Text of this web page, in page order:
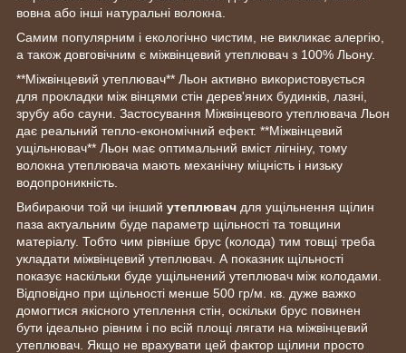
вовна або інші натуральні волокна.
Самим популярним і екологічно чистим, не викликає алергію,
а також довговічним є міжвінцевий утеплювач з 100% Льону.
**Міжвінцевий утеплювач** Льон активно використовується
для прокладки між вінцями стін дерев'яних будинків, лазні,
зрубу або сауни. Застосування Міжвінцевого утеплювача Льон
дає реальний тепло-економічний ефект. **Міжвінцевий
ущільнювач** Льон має оптимальний вміст лігніну, тому
волокна утеплювача мають механічну міцність і низьку
водопроникність.
Вибираючи той чи інший утеплювач для ущільнення щілин
паза актуальним буде параметр щільності та товщини
матеріалу. Тобто чим рівніше брус (колода) тим товщі треба
укладати міжвінцевий утеплювач. А показник щільності
показує наскільки буде ущільнений утеплювач між колодами.
Відповідно при щільності менше 500 гр/м. кв. дуже важко
домогтися якісного утеплення стін, оскільки брус повинен
бути ідеально рівним і по всій площі лягати на міжвінцевий
утеплювач. Якщо не врахувати цей фактор щілини просто